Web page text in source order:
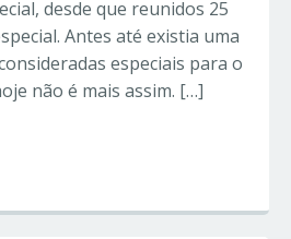
desde que reunidos 25
Antes até existia uma
especiais para o
não é mais assim. […]